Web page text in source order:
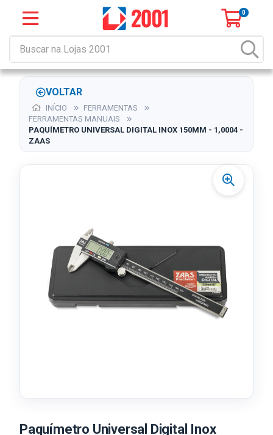
0
VOLTAR
INÍCIO
FERRAMENTAS
FERRAMENTAS MANUAIS
PAQUÍMETRO UNIVERSAL DIGITAL INOX 150MM - 1,0004 -
ZAAS
Paquímetro Universal Digital Inox